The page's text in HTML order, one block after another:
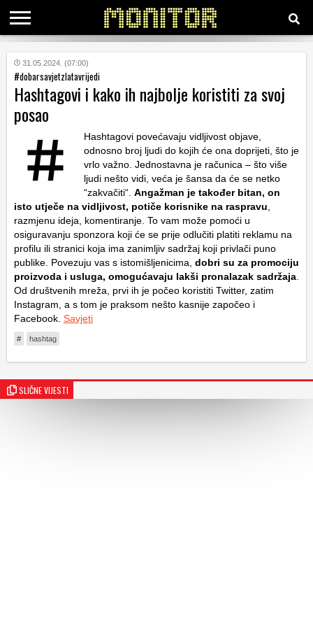
KATEGORIJE
HRVATSKI
WEB
31.05.2024. (07:00)
#dobarsavjetzlatavrijedi
Hashtagovi i kako ih najbolje koristiti za svoj
posao
Hashtagovi povećavaju vidljivost objave,
odnosno broj ljudi do kojih će ona doprijeti, što je
vrlo važno. Jednostavna je računica – što više
ljudi nešto vidi, veća je šansa da će se netko
“zakvačiti“. Angažman je također bitan, on
isto utječe na vidljivost, potiče korisnike na raspravu
razmjenu ideja, komentiranje. To vam može pomoći u
osiguravanju sponzora koji će se prije odlučiti platiti reklamu na
profilu ili stranici koja ima zanimljiv sadržaj koji privlači puno
publike. Povezuju vas s istomišljenicima, dobri su za promociju
proizvoda i usluga, omogućavaju lakši pronalazak sadržaja
Od društvenih mreža, prvi ih je počeo koristiti Twitter, zatim
Instagram, a s tom je praksom nešto kasnije započeo i
Facebook. Savjeti
# hashtag
SLIČNE VIJESTI